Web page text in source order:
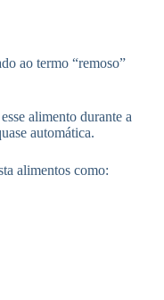
ao termo “remoso”
alimento durante a
automática.
alimentos como: